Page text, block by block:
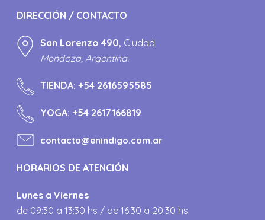
DIRECCIÓN / CONTACTO
San Lorenzo 490, Ciudad.
Mendoza, Argentina.
TIENDA:+54 2616595585
YOGA:+54 2617166819
contacto@enindigo.com.ar
HORARIOS DE ATENCIÓN
Lunes a Viernes
de 09:30 a 13:30 hs / de 16:30 a 20:30 hs